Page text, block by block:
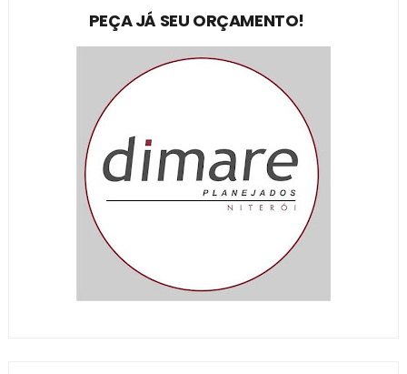
PEÇA JÁ SEU ORÇAMENTO!